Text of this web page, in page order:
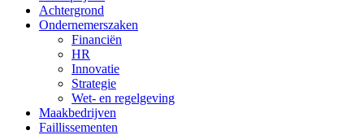
Achtergrond
Ondernemerszaken
Financiën
HR
Innovatie
Strategie
Wet- en regelgeving
Maakbedrijven
Faillissementen